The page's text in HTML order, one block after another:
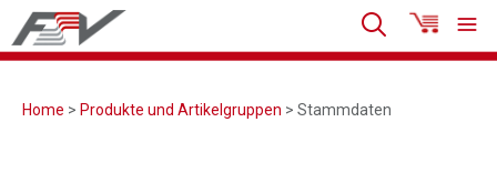
Home > Produkte und Artikelgruppen > Stammdaten